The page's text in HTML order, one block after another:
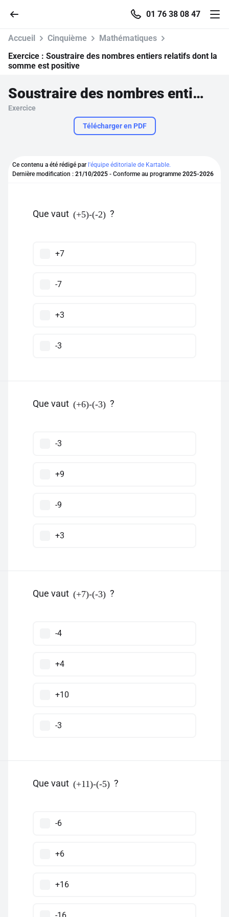
01 76 38 08 47
Parcourir
Se connecter
Pour profiter de 10 contenus offerts.
Accueil Cinquième
Mathématiques
Exercice : Soustraire des nombres entiers relatifs dont la
somme est positive
Soustraire des nombres entiers relatifs dont la somme est positive
Exercice
Télécharger en PDF
Ce contenu a été rédigé par l'équipe éditoriale de Kartable.
Dernière modification : 21/10/2025 - Conforme au programme 2025-2026
Que vaut (+5)-(-2) ?
+7
-7
+3
-3
Que vaut (+6)-(-3) ?
-3
+9
-9
+3
Que vaut (+7)-(-3) ?
-4
+4
+10
-3
Que vaut (+11)-(-5) ?
-6
+6
+16